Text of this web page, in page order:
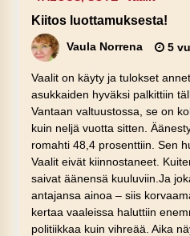
Kiitos luottamuksesta!
Vaula Norrena 5
Vaalit on käyty ja tulokset
asukkaiden hyväksi palkittiin
Vantaan valtuustossa, se on
kuin neljä vuotta sitten.
romahti 48,4 prosenttiin. Sen
Vaalit eivät kiinnostaneet.
saivat äänensä kuuluviin.Ja
antajansa ainoa – siis
kertaa vaaleissa haluttiin
politiikkaa kuin vihreää. Aika